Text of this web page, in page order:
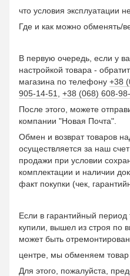
что условия эксплуатации
Где и как можно обменять/
В первую очередь, если у
настройкой товара -
магазина по телефону +38
905-14-51
+38 (068) 608-
После этого, можете
компании "Новая Почта".
Обмен и возврат товаров
осуществляется за наш
продажи при условии
комплектации и наличии
факт покупки (чек,
Если в гарантийный
купили, вышел из строя по
может быть
центре, мы обменяем
Для этого, пожалуйста,